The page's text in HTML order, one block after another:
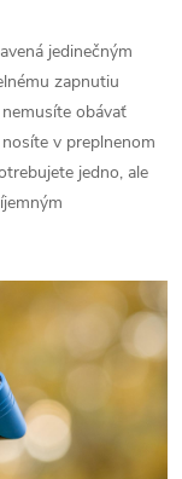
jedinečným
zapnutiu
obávať
v preplnenom
jedno, ale